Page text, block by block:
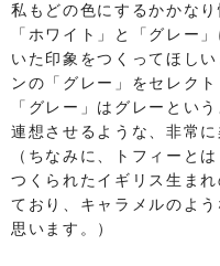
私もどの色にするかかなり
「ホワイト」と「グレー
いた印象をつくってほし
ンの「グレー」をセレクト
「グレー」はグレーとい
連想させるような、非常に
（ちなみに、トフィーと
つくられたイギリス生ま
ており、キャラメルのよ
思います。）